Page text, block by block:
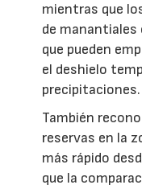
mientras que
de manantiales
que pueden
el deshielo
precipitaciones.
También
reservas en la
más rápido
que la